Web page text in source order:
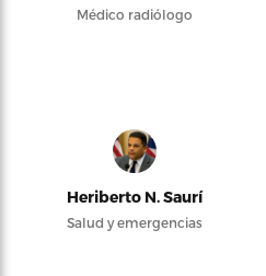
Médico radiólogo
Heriberto N. Saurí
Salud y emergencias